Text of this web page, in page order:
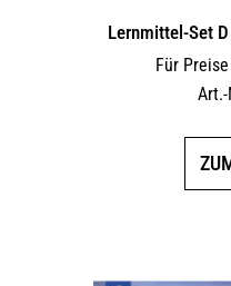
Lernmittel-Set
Für
Art.-